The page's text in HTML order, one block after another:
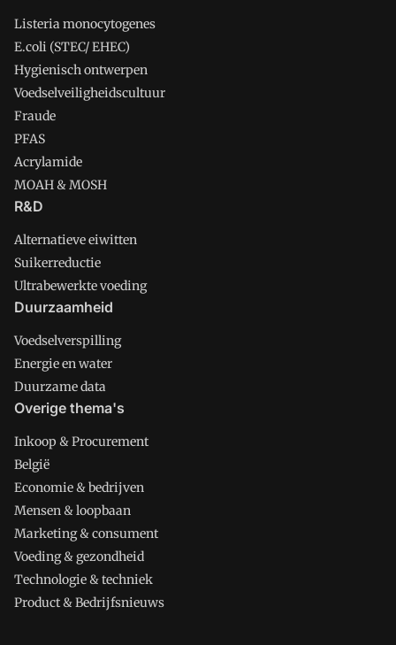
Listeria monocytogenes
E.coli (STEC/ EHEC)
Hygienisch ontwerpen
Voedselveiligheidscultuur
Fraude
PFAS
Acrylamide
MOAH & MOSH
R&D
Alternatieve eiwitten
Suikerreductie
Ultrabewerkte voeding
Duurzaamheid
Voedselverspilling
Energie en water
Duurzame data
Overige thema's
Inkoop & Procurement
België
Economie & bedrijven
Mensen & loopbaan
Marketing & consument
Voeding & gezondheid
Technologie & techniek
Product & Bedrijfsnieuws